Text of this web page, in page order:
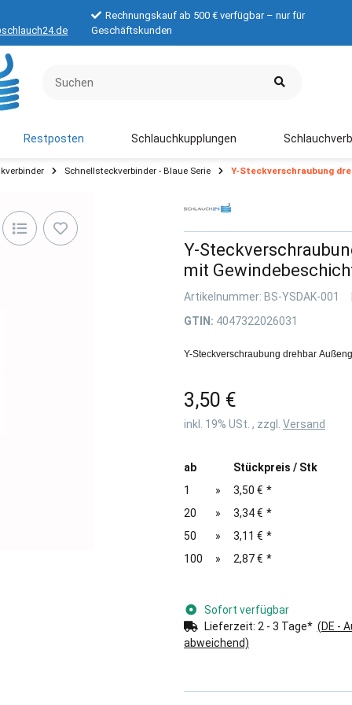
Rechnungskauf ab 500 € verfügbar – nur für
Geschäftskunden
Restposten Schlauchkupplungen
Schnellsteckverbinder - Blaue Serie Y-Steckverschraubung
Y-
mit
Artikelnummer: BS-YSDAK-001
GTIN: 4047322026031
Y-Steckverschraubung drehbar
3,50 €
inkl. 19% USt. , zzgl. Versand
ab
Stückpreis / Stk
1
» 3,50 € *
20
» 3,34 € *
50
» 3,11 € *
100
» 2,87 € *
Sofort verfügbar
Lieferzeit: 2 - 3 Tage* (DE -
abweichend)